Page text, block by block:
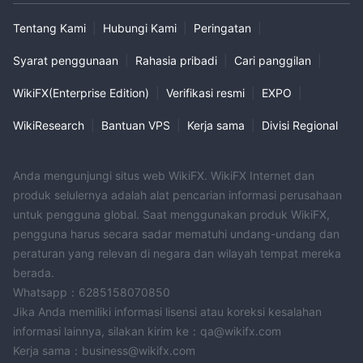
Tentang Kami Hubungi Kami Peringatan
Syarat penggunaan Rahasia pribadi Cari panggilan
WikiFX(Enterprise Edition) Verifikasi resmi EXPO
WikiResearch Bantuan VPS Kerja sama Divisi Regional
Anda mengunjungi situs web WikiFX. WikiFX Internet dan
produk selulernya adalah alat pencarian informasi perusahaan
untuk pengguna global. Saat menggunakan produk WikiFX,
pengguna harus secara sadar mematuhi undang-undang dan
peraturan yang relevan di negara dan wilayah tempat mereka
berada.
Whatsapp：6285158070850
Jika Anda memiliki informasi lisensi atau koreksi kesalahan
informasi lainnya, silakan kirim ke：qa@wikifx.com
Kerja sama：business@wikifx.com